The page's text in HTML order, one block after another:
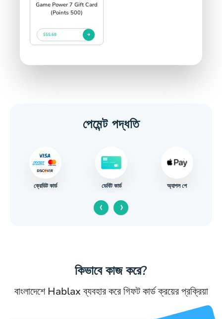
Game Power 7 Gift Card
(Points 500)
$55.68
পেমেন্ট পদ্ধতি
ক্রেডিট কার্ড ডেবিট কার্ড অ্যাপল পে
‹ ›
কিভাবে কাজ করে?
বাংলাদেশে Hablax ব্যবহার করে গিফট কার্ড ক্রয়ের প্রক্রিয়া